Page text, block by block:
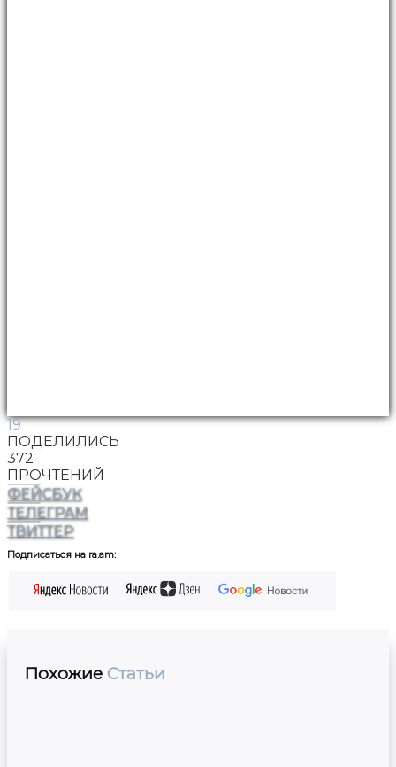
19
ПОДЕЛИЛИСЬ
372
ПРОЧТЕНИЙ
ФЕЙСБУК
ТЕЛЕГРАМ
ТВИТТЕР
Подписаться на ra.am:
Похожие Статьи